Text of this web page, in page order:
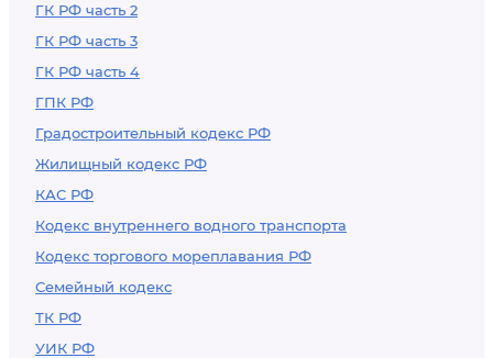
ГК РФ часть 2
ГК РФ часть 3
ГК РФ часть 4
ГПК РФ
Градостроительный кодекс РФ
Жилищный кодекс РФ
КАС РФ
Кодекс внутреннего водного транспорта
Кодекс торгового мореплавания РФ
Семейный кодекс
ТК РФ
УИК РФ